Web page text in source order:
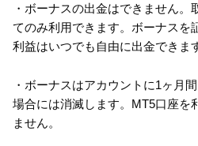
・ボーナスの出金はできません。
てのみ利用できます。ボーナスを
利益はいつでも自由に出金できま
・ボーナスはアカウントに1ヶ月
場合には消滅します。MT5口座を
ません。